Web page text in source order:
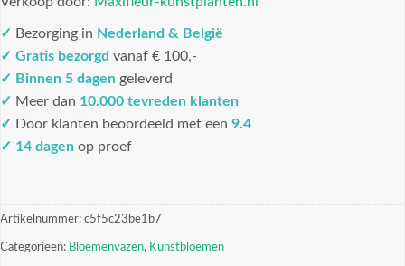
✓ Bezorging in Nederland & België
✓ Gratis bezorgd vanaf € 100,-
✓ Binnen 5 dagen geleverd
✓ Meer dan 10.000 tevreden klanten
✓ Door klanten beoordeeld met een 9.4
✓ 14 dagen op proef
Artikelnummer: c5f5c23be1b7
Categorieën: Bloemenvazen, Kunstbloemen